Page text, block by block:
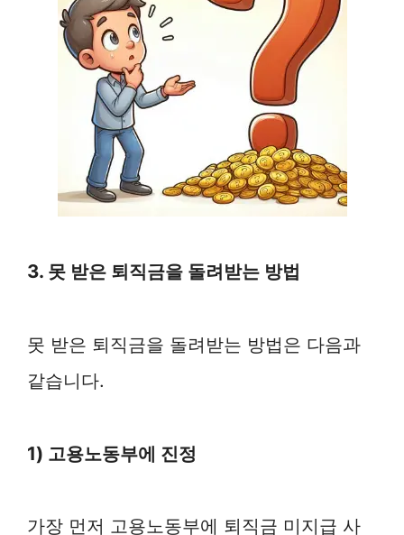
3. 못 받은 퇴직금을 돌려받는 방법
못 받은 퇴직금을 돌려받는 방법은 다음과
같습니다.
1) 고용노동부에 진정
가장 먼저 고용노동부에 퇴직금 미지급 사